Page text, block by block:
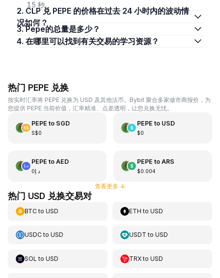
15 秒。
2. CLP 兑 PEPE 的价格在过去 24 小时内的波动情
况如何？
3. Pepe的总量是多少？
4. 在哪里可以找到有关交易的学习资源？
热门 PEPE 兑换
按实时汇率将 PEPE 兑换为 USD 及其他法币。Bybit 聚合多家做市商报价，为
您提供 PEPE 当前价值，汇率精准、点差透明，让您兑换无忧。
PEPE to SGD
S$0
PEPE to USD
$0
PEPE to AED
د.إ0
PEPE to ARS
$0.004
查看更多 ↓
热门 USD 兑换交易对
BTCto USD ETH toUSD
USDCto USD USDT toUSD
SOL to USD TRXtoUSD